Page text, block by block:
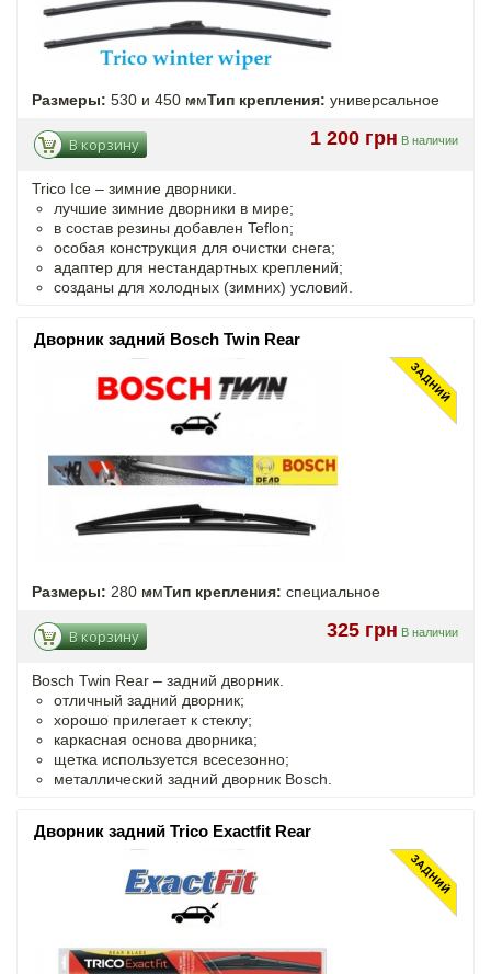
Размеры: 530 и 450 ммТип крепления: универсальное
1 200 грн В наличии
В корзину
Trico Ice – зимние дворники.
лучшие зимние дворники в мире;
в состав резины добавлен Teflon;
особая конструкция для очистки снега;
адаптер для нестандартных креплений;
созданы для холодных (зимних) условий.
Дворник задний Bosch Twin Rear
Размеры: 280 ммТип крепления: специальное
325 грн В наличии
В корзину
Bosch Twin Rear – задний дворник.
отличный задний дворник;
хорошо прилегает к стеклу;
каркасная основа дворника;
щетка используется всесезонно;
металлический задний дворник Bosch.
Дворник задний Trico Exactfit Rear